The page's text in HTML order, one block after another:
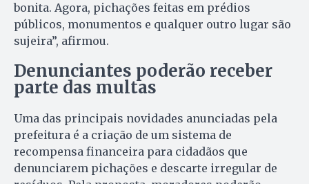
bonita. Agora, pichações feitas em prédios
públicos, monumentos e qualquer outro lugar são
sujeira”, afirmou.
Denunciantes poderão receber
parte das multas
Uma das principais novidades anunciadas pela
prefeitura é a criação de um sistema de
recompensa financeira para cidadãos que
denunciarem pichações e descarte irregular de